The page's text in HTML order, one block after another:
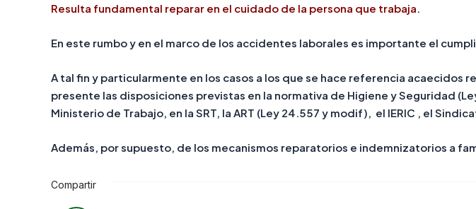
Resulta fundamental reparar en el cuidado de la persona que trabaja
En este rumbo y en el marco de los accidentes laborales es importante el
A tal fin y particularmente en los casos a los que se hace referencia
presente las disposiciones previstas en la normativa de Higiene y Seguridad
Ministerio de Trabajo, en la SRT, la ART (Ley 24.557 y modif), el IERIC , el
Además, por supuesto, de los mecanismos reparatorios e indemnizatorios a
Compartir